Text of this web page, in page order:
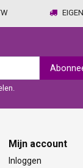
Mijn account
Inloggen